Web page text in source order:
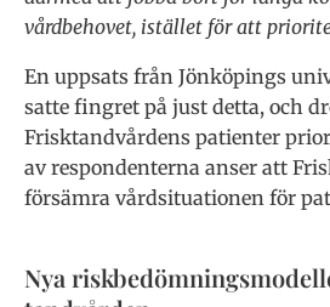
vårdbehovet, istället för att
En uppsats från Jönköpings
satte fingret på just detta, och
Frisktandvårdens patienter
av respondenterna anser att
försämra vårdsituationen för
Nya